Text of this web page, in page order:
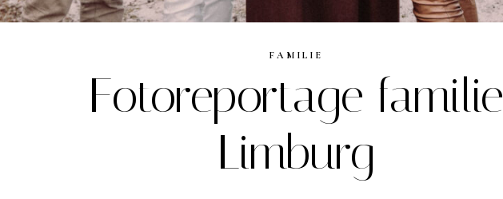
FAMILIE
Fotoreportage familie
Limburg